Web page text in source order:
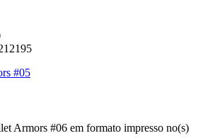
#05
Armors #06 em formato impresso no(s)